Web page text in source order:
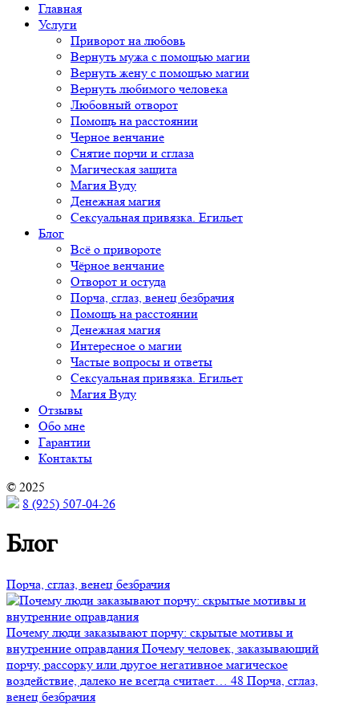
Главная
Услуги
Приворот на любовь
Вернуть мужа с помощью магии
Вернуть жену с помощью магии
Вернуть любимого человека
Любовный отворот
Помощь на расстоянии
Черное венчание
Снятие порчи и сглаза
Магическая защита
Магия Вуду
Денежная магия
Сексуальная привязка. Егильет
Блог
Всё о привороте
Чёрное венчание
Отворот и остуда
Порча, сглаз, венец безбрачия
Помощь на расстоянии
Денежная магия
Интересное о магии
Частые вопросы и ответы
Сексуальная привязка. Егильет
Магия Вуду
Отзывы
Обо мне
Гарантии
Контакты
© 2025
8 (925) 507-04-26
Блог
Порча, сглаз, венец безбрачия
Почему люди заказывают порчу: скрытые мотивы и
внутренние оправдания Почему человек, заказывающий
порчу, рассорку или другое негативное магическое
воздействие, далеко не всегда считает… 48 Порча, сглаз,
венец безбрачия